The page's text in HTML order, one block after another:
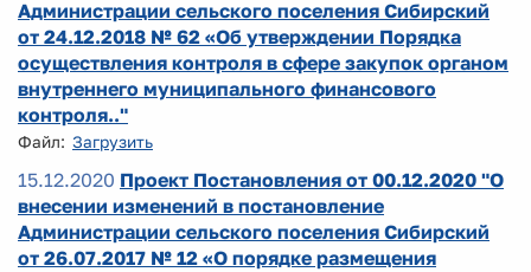
Администрации сельского поселения Сибирский
от 24.12.2018 № 62 «Об утверждении Порядка
осуществления контроля в сфере закупок органом
внутреннего муниципального финансового
контроля.."
Файл: Загрузить
15.12.2020 Проект Постановления от 00.12.2020 "О
внесении изменений в постановление
Администрации сельского поселения Сибирский
от 26.07.2017 № 12 «О порядке размещения